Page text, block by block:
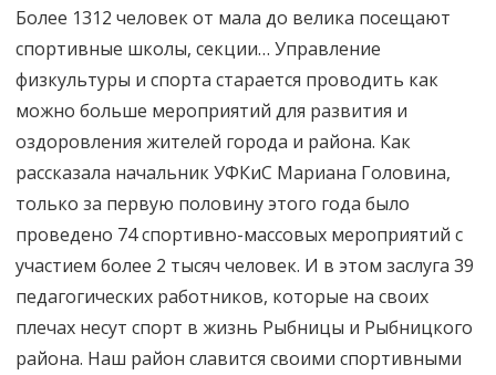
Более 1312 человек от мала до велика посещают
спортивные школы, секции… Управление
физкультуры и спорта старается проводить как
можно больше мероприятий для развития и
оздоровления жителей города и района. Как
рассказала начальник УФКиС Мариана Головина,
только за первую половину этого года было
проведено 74 спортивно-массовых мероприятий с
участием более 2 тысяч человек. И в этом заслуга 39
педагогических работников, которые на своих
плечах несут спорт в жизнь Рыбницы и Рыбницкого
района. Наш район славится своими спортивными